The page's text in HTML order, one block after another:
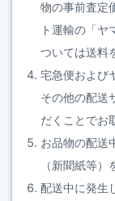
物の事前査定
ト運輸の「ヤ
ついては送料
宅急便および
その他の配送
だくことでお
お品物の配送
（新聞紙等
配送中に発生